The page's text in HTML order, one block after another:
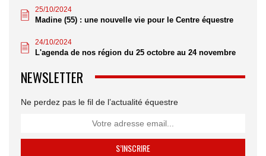
25/10/2024
Madine (55) : une nouvelle vie pour le Centre équestre
24/10/2024
L'agenda de nos région du 25 octobre au 24 novembre
NEWSLETTER
Ne perdez pas le fil de l’actualité équestre